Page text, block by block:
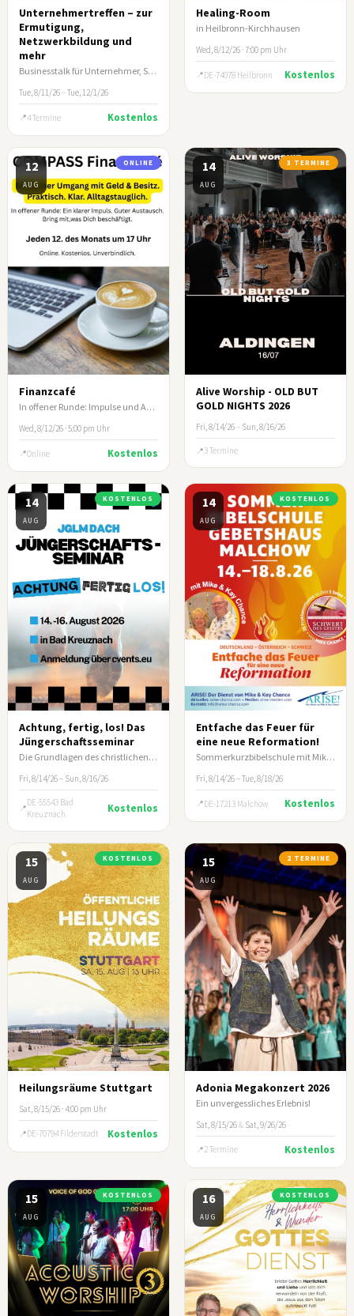
Unternehmertreffen – zur
Ermutigung,
Netzwerkbildung und
mehr
Businesstalk für Unternehmer, Selbstständige und leitende Führungskräfte
Tue, 8/11/26 –Tue, 12/1/26
4 Termine Kostenlos
Healing-Room
in Heilbronn-Kirchhausen
Wed, 8/12/26 · 7:00 pm Uhr
DE-74078 Heilbronn Kostenlos
12
AUG
ONLINE
Finanzcafé
In offener Runde: Impulse und Austausch zum biblischen Umgang mit Geld und Besitz
Wed, 8/12/26 · 5:00 pm Uhr
Online Kostenlos
14
AUG
3 TERMINE
Alive Worship - OLD BUT
GOLD NIGHTS 2026
Fri, 8/14/26 – Sun, 8/16/26
3 Termine
14
AUG
KOSTENLOS
Achtung, fertig, los! Das
Jüngerschaftsseminar
Die Grundlagen des christlichen Lebens und wie du andere darin anleitest.
Fri, 8/14/26 – Sun, 8/16/26
DE-55543 Bad
Kreuznach
Kostenlos
14
AUG
KOSTENLOS
Entfache das Feuer für
eine neue Reformation!
Sommerkurzbibelschule mit Mike & Kay Chance
Fri, 8/14/26 – Tue, 8/18/26
DE-17213 Malchow Kostenlos
15
AUG
KOSTENLOS
Heilungsräume Stuttgart
Sat, 8/15/26 · 4:00 pm Uhr
DE-70794 Filderstadt Kostenlos
15
AUG
2 TERMINE
Adonia Megakonzert 2026
Ein unvergessliches Erlebnis!
Sat, 8/15/26& Sat, 9/26/26
2 Termine Kostenlos
15
AUG
KOSTENLOS 16
AUG
KOSTENLOS